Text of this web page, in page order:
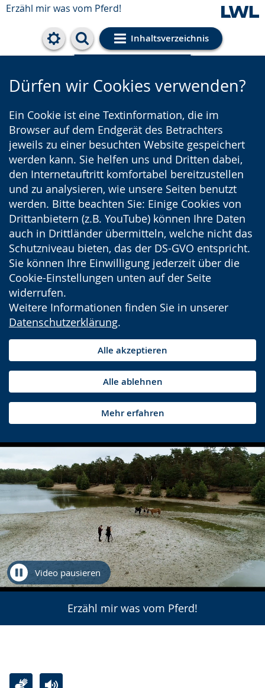
Erzähl mir was vom Pferd!
Inhaltsverzeichnis
Cookie-Einstellungen
Dürfen wir Cookies verwenden?
Ein Cookie ist eine Textinformation, die im
Browser auf dem Endgerät des Betrachters
jeweils zu einer besuchten Website gespeichert
werden kann. Sie helfen uns und Dritten dabei,
den Internetauftritt komfortabel bereitzustellen
und zu analysieren, wie unsere Seiten benutzt
werden. Bitte beachten Sie: Einige Cookies von
Drittanbietern (z.B. YouTube) können Ihre Daten
auch in Drittländer übermitteln, welche nicht das
Schutzniveau bieten, das der DS-GVO entspricht.
Sie können Ihre Einwilligung jederzeit über die
Cookie-Einstellungen unten auf der Seite
widerrufen.
Weitere Informationen finden Sie in unserer
Datenschutzerklärung.
Alle akzeptieren
Alle ablehnen
Mehr erfahren
Video pausieren
Erzähl mir was vom Pferd!